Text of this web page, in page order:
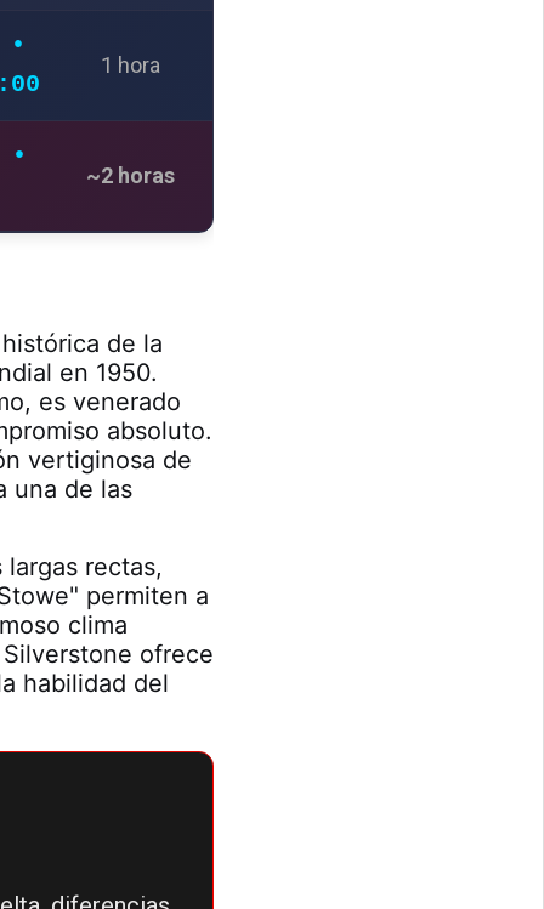
1 hora
•
~2 horas
de la
en 1950.
es venerado
absoluto.
vertiginosa de
una de las
rectas,
permiten a
clima
ofrece
habilidad del